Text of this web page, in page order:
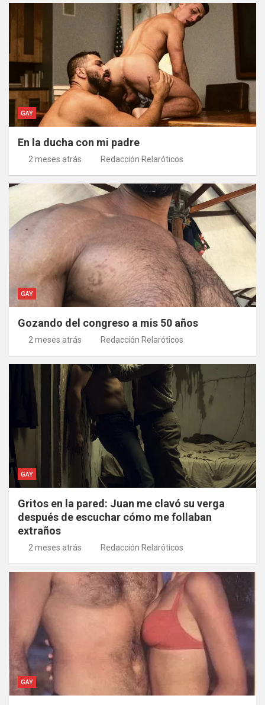
GAY
En la ducha con mi padre
2 meses atrás Redacción Relaróticos
GAY
Gozando del congreso a mis 50 años
2 meses atrás Redacción Relaróticos
GAY
Gritos en la pared: Juan me clavó su verga
después de escuchar cómo me follaban
extraños
2 meses atrás Redacción Relaróticos
GAY